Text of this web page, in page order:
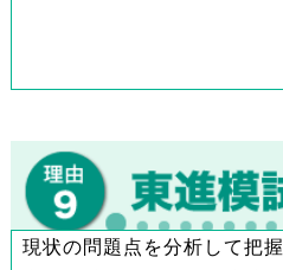
現状の問題点を分析して把